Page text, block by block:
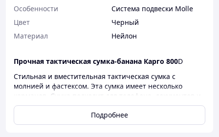
Особенности
Система подвески Molle
Цвет
Черный
Материал
Нейлон
Прочная тактическая сумка-банана Карго 800D
Стильная и вместительная тактическая сумка с
молнией и фастексом. Эта сумка имеет несколько
карманов. Сумка подходит для телефона, документов и
разных необходимых мелочей, что позволяет хранить
свои вещи организованно и удобно.
Подробнее